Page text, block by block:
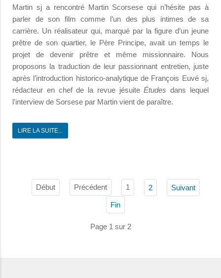
Martin sj a rencontré Martin Scorsese qui n’hésite pas à
parler de son film comme l’un des plus intimes de sa
carrière. Un réalisateur qui, marqué par la figure d’un jeune
prêtre de son quartier, le Père Principe, avait un temps le
projet de devenir prêtre et même missionnaire. Nous
proposons la traduction de leur passionnant entretien, juste
après l’introduction historico-analytique de François Euvé sj,
rédacteur en chef de la revue jésuiteÉtudesdans lequel
l'interview de Sorsese par Martin vient de paraître.
LIRE LA SUITE...
Début Précédent 1 2 Suivant
Fin
Page 1 sur 2